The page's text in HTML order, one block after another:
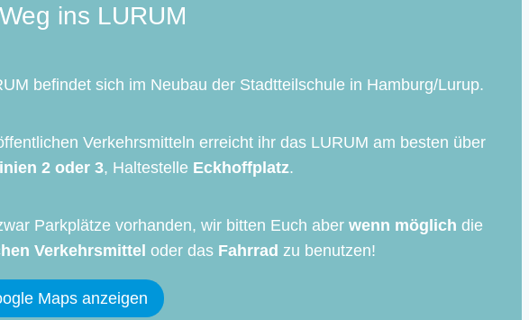
ins LURUM
befindet sich im Neubau der Stadtteilschule in Hamburg/Lurup.
Verkehrsmitteln erreicht ihr das LURUM am besten über
2 oder 3, Haltestelle Eckhoffplatz.
Parkplätze vorhanden, wir bitten Euch aber wenn möglich die
Verkehrsmittel oder das Fahrrad zu benutzen!
Maps anzeigen